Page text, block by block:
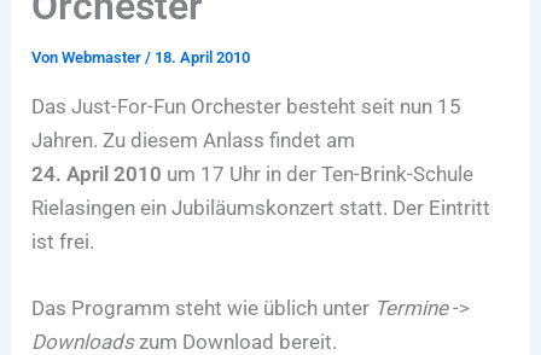
VonWebmaster/ 18. April 2010
Das Just-For-Fun Orchester besteht seit nun 15
Jahren. Zu diesem Anlass findet am
24. April 2010 um 17 Uhr in der Ten-Brink-Schule
Rielasingen ein Jubiläumskonzert statt. Der Eintritt
ist frei.
Das Programm steht wie üblich unter Termine->
Downloadszum Download bereit.